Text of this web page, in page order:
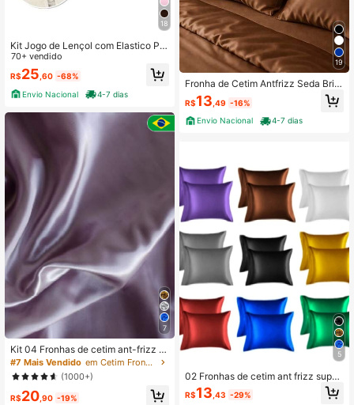
18
Kit Jogo de Lençol com Elastico Per
cal Flex 400 Fios Ponto Palito Maxi
mo Conforto Solteiro Casal Queen
King
70+ vendido
R$25 ,60 -68%
Envio Nacional
4-7 dias
7
Kit 04 Fronhas de cetim ant-frizz s
uper brilho ( 02 pares )
#7 Mais Vendido
em Cetim Fronhas e fronhas
(1000+)
R$20 ,90 -19%
19
Fronha de Cetim Antfrizz Seda Brilh
o Avulsa (1 unidade)
R$13 ,49 -16%
Envio Nacional
4-7 dias
5
02 Fronhas de cetim ant frizz super
brilho
R$13 ,43 -29%